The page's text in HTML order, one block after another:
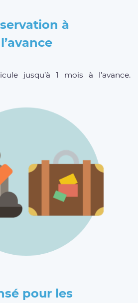
à
l’avance
jusqu’à 1 mois à l’avance.
pour les